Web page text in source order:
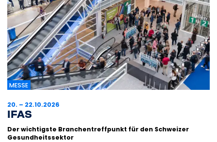
MESSE
20. – 22.10.2026
IFAS
Der wichtigste Branchentreffpunkt für den Schweizer
Gesundheitssektor